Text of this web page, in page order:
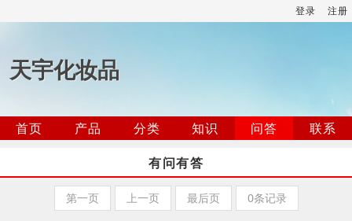
登录 注册
天宇化妆品
首页 产品 分类 知识 问答
联系
有问有答
第一页 上一页 最后页 0条记录